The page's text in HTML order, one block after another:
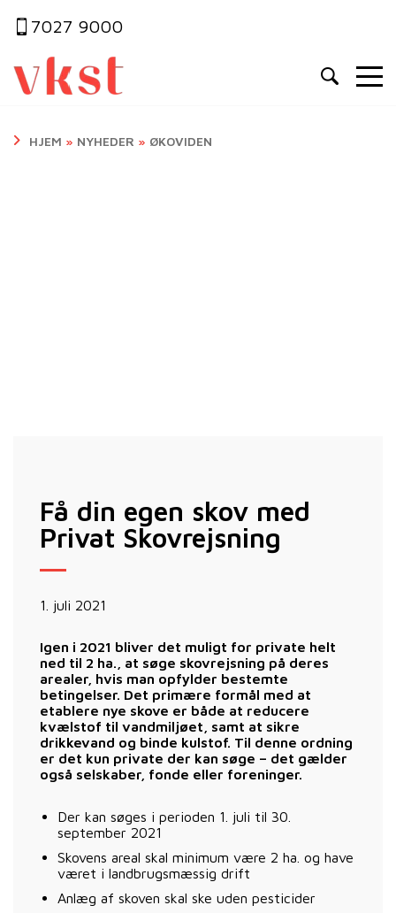
7027 9000
HJEM » NYHEDER » ØKOVIDEN
Få din egen skov med
Privat Skovrejsning
1. juli 2021
Igen i 2021 bliver det muligt for private helt
ned til 2 ha., at søge skovrejsning på deres
arealer, hvis man opfylder bestemte
betingelser. Det primære formål med at
etablere nye skove er både at reducere
kvælstof til vandmiljøet, samt at sikre
drikkevand og binde kulstof. Til denne ordning
er det kun private der kan søge – det gælder
også selskaber, fonde eller foreninger.
Der kan søges i perioden 1. juli til 30.
september 2021
Skovens areal skal minimum være 2 ha. og have
været i landbrugsmæssig drift
Anlæg af skoven skal ske uden pesticider